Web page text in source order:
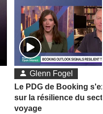
Glenn Fogel
Le PDG de Booking
sur la résilience du
voyage